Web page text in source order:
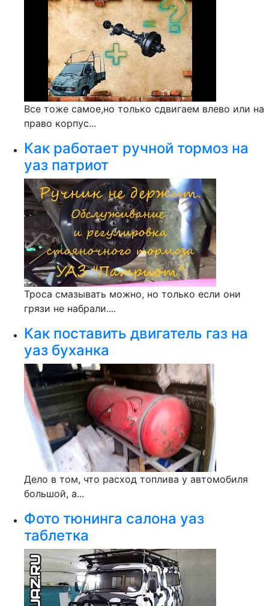
Все тоже самое,но только сдвигаем влево или на
право корпус...
Как работает ручной тормоз на
уаз патриот
Троса смазывать можно, но только если они
грязи не набрали....
Как поставить двигатель газ на
уаз буханка
Дело в том, что расход топлива у автомобиля
большой, а...
Фото тюнинга салона уаз
таблетка